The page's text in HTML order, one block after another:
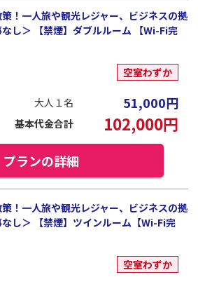
策！一人旅や観光レジャー、ビジネスの拠
し＞ 【禁煙】ダブルルーム 【Wi-Fi完
空室わずか
大人１名 51,000円
基本代金合計 102,000円
プランの詳細
策！一人旅や観光レジャー、ビジネスの拠
し＞ 【禁煙】ツインルーム【Wi-Fi完
空室わずか